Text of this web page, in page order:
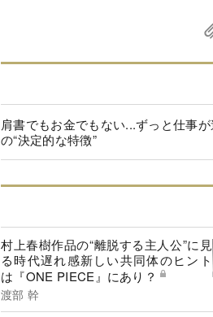
肩書でもお金でもない...ずっと仕事
の“決定的な特徴”
村上春樹作品の“離脱する主人公”に見
る時代遅れ感新しい共同体のヒント
は『ONE PIECE』にあり？
渡部 幹